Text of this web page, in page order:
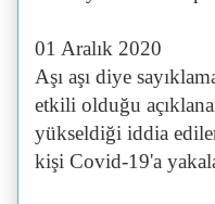
01 Aralık 2020
Aşı aşı diye
etkili olduğu
yükseldiği iddia
kişi Covid-19'a